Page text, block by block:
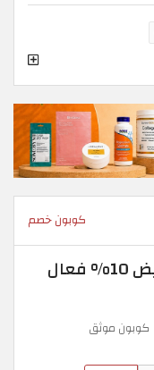
كوبون خصم
كود خصم ممزورلد 2026 | تخفيض 10% فعال
كوبون موثق